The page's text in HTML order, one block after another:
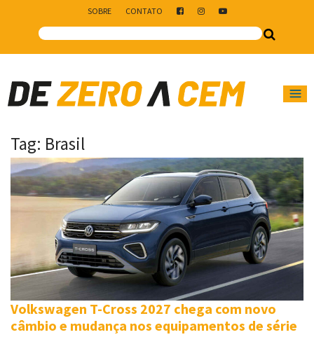
SOBRE CONTATO
Main Navigation
Tag: Brasil
Volkswagen T-Cross 2027 chega com novo
câmbio e mudança nos equipamentos de série